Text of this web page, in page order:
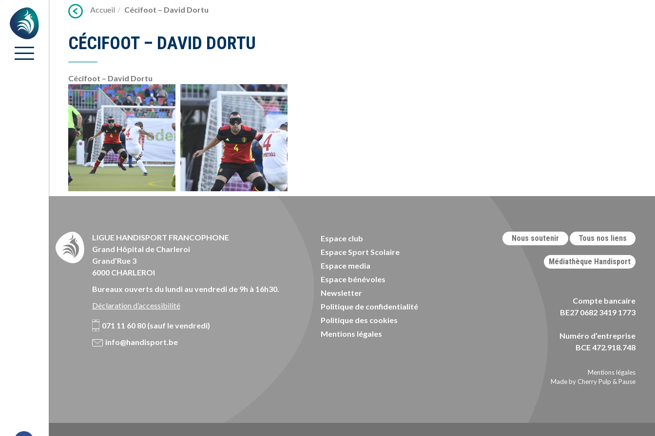
Accueil Cécifoot – David Dortu
CÉCIFOOT – DAVID DORTU
Cécifoot – David Dortu
LIGUE HANDISPORT FRANCOPHONE
Grand Hôpital de Charleroi
Grand’Rue 3
6000 CHARLEROI
Bureaux ouverts du lundi au vendredi de 9h à 16h30.
Déclaration d’accessibilité
071 11 60 80 (sauf le vendredi)
info@handisport.be
Espace club
Espace Sport Scolaire
Espace media
Espace bénévoles
Newsletter
Politique de confidentialité
Politique des cookies
Mentions légales
Nous soutenir Tous nos liens
Médiathèque Handisport
Compte bancaire
BE27 0682 3419 1773
Numéro d’entreprise
BCE 472.918.748
Mentions légales
Made by Cherry Pulp & Pause